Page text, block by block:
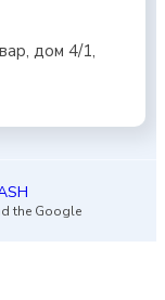
дом 4/1,
the Google